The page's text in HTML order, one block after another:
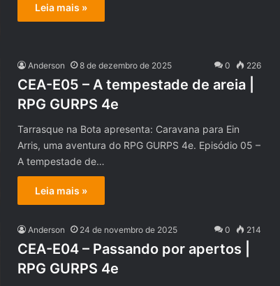
Leia mais »
Anderson 8 de dezembro de 2025 0 226
CEA-E05 – A tempestade de areia |
RPG GURPS 4e
Tarrasque na Bota apresenta: Caravana para Ein
Arris, uma aventura do RPG GURPS 4e. Episódio 05 –
A tempestade de…
Leia mais »
Anderson 24 de novembro de 2025 0 214
CEA-E04 – Passando por apertos |
RPG GURPS 4e